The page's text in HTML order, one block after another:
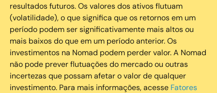
resultados futuros. Os valores dos ativos flutuam
(volatilidade), o que significa que os retornos em um
período podem ser significativamente mais altos ou
mais baixos do que em um período anterior. Os
investimentos na Nomad podem perder valor. A Nomad
não pode prever flutuações do mercado ou outras
incertezas que possam afetar o valor de qualquer
investimento. Para mais informações, acesse Fatores